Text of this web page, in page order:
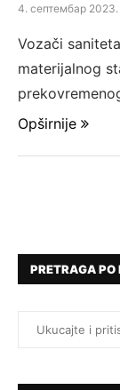
4. септембар 2023.
Vozači
materijalnog
Opširnije
PRETRAGA PO